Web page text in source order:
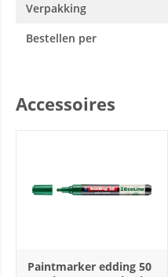
Verpakking
Bestellen per
Accessoires
Paintmarker edding 50